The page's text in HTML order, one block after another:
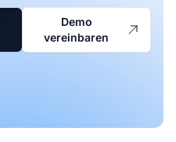
Demo
vereinbaren